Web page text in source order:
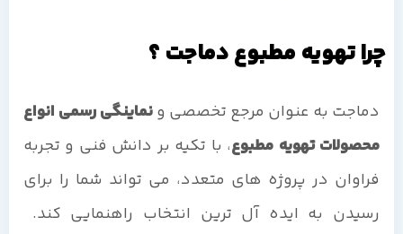
چرا تهویه مطبوع دماجت ؟
دماجت به عنوان مرجع تخصصی ونماینگی رسمی انواع
محصولات تهویه مطبوع، با تکیه بر دانش فنی و تجربه
فراوان در پروژه های متعدد، می تواند شما را برای
رسیدن به ایده آل ترین انتخاب راهنمایی کند.